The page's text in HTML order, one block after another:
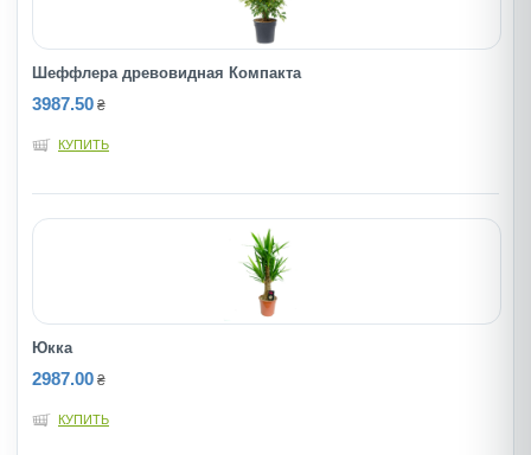
Шеффлера древовидная Компакта
3987.50 ₴
КУПИТЬ
Юкка
2987.00 ₴
КУПИТЬ